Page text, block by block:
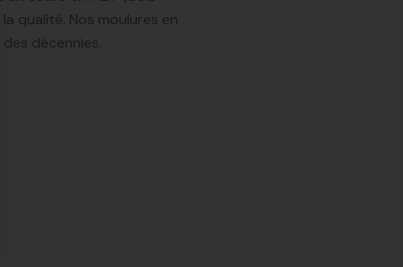
qualité. Nos moulures en
décennies.